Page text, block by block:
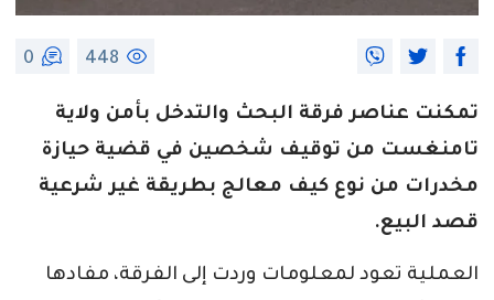
448
0
تمكنت عناصر فرقة البحث والتدخل بأمن ولاية
تامنغست من توقيف شخصين في قضية حيازة
مخدرات من نوع كيف معالج بطريقة غير شرعية
قصد البيع.
العملية تعود لمعلومات وردت إلى الفرقة، مفادها